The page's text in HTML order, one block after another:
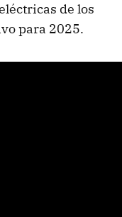
de los
para 2025.